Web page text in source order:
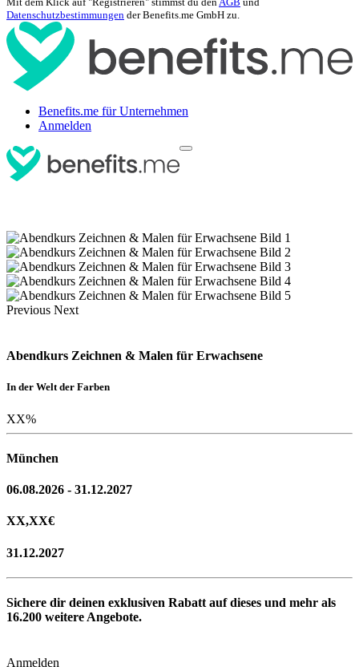
Datenschutzbestimmungen der Benefits.me GmbH zu.
Benefits.me für Unternehmen
Anmelden
Previous Next
Abendkurs Zeichnen & Malen für Erwachsene
In der Welt der Farben
XX%
München
06.08.2026 - 31.12.2027
XX,XX€
31.12.2027
Sichere dir deinen exklusiven Rabatt auf dieses und mehr als
16.200 weitere Angebote.
Anmelden